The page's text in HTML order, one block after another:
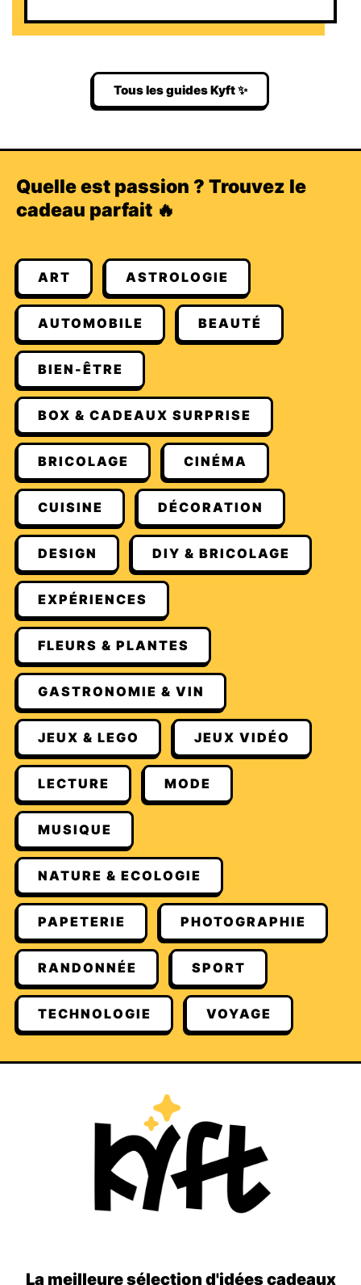
Tous les guides Kyft ✨
Quelle est passion ? Trouvez le
cadeau parfait 🔥
ART ASTROLOGIE
AUTOMOBILE BEAUTÉ
BIEN-ÊTRE
BOX & CADEAUX SURPRISE
BRICOLAGE CINÉMA
CUISINE DÉCORATION
DESIGN DIY & BRICOLAGE
EXPÉRIENCES
FLEURS & PLANTES
GASTRONOMIE & VIN
JEUX & LEGO JEUX VIDÉO
LECTURE MODE
MUSIQUE
NATURE & ECOLOGIE
PAPETERIE PHOTOGRAPHIE
RANDONNÉE SPORT
TECHNOLOGIE VOYAGE
La meilleure sélection d'idées cadeaux